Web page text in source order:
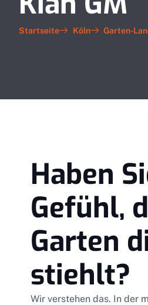
Startseite Köln Garten-
Haben
Gefühl,
Garten
stiehlt?
Wir verstehen das. In der